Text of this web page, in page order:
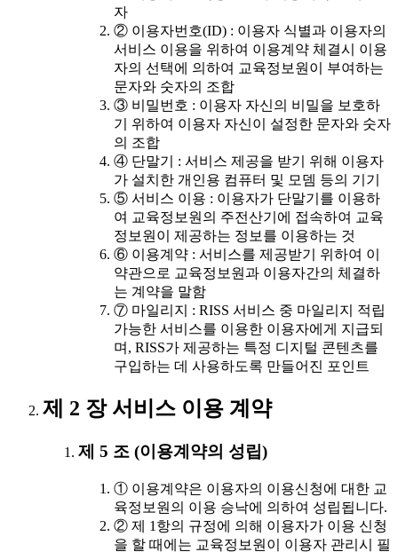
자
② 이용자번호(ID) : 이용자 식별과 이용자의
서비스 이용을 위하여 이용계약 체결시 이용
자의 선택에 의하여 교육정보원이 부여하는
문자와 숫자의 조합
③ 비밀번호 : 이용자 자신의 비밀을 보호하
기 위하여 이용자 자신이 설정한 문자와 숫자
의 조합
④ 단말기 : 서비스 제공을 받기 위해 이용자
가 설치한 개인용 컴퓨터 및 모뎀 등의 기기
⑤ 서비스 이용 : 이용자가 단말기를 이용하
여 교육정보원의 주전산기에 접속하여 교육
정보원이 제공하는 정보를 이용하는 것
⑥ 이용계약 : 서비스를 제공받기 위하여 이
약관으로 교육정보원과 이용자간의 체결하
는 계약을 말함
⑦ 마일리지 : RISS 서비스 중 마일리지 적립
가능한 서비스를 이용한 이용자에게 지급되
며, RISS가 제공하는 특정 디지털 콘텐츠를
구입하는 데 사용하도록 만들어진 포인트
제 2 장 서비스 이용 계약
제 5 조 (이용계약의 성립)
① 이용계약은 이용자의 이용신청에 대한 교
육정보원의 이용 승낙에 의하여 성립됩니다.
② 제 1항의 규정에 의해 이용자가 이용 신청
을 할 때에는 교육정보원이 이용자 관리시 필